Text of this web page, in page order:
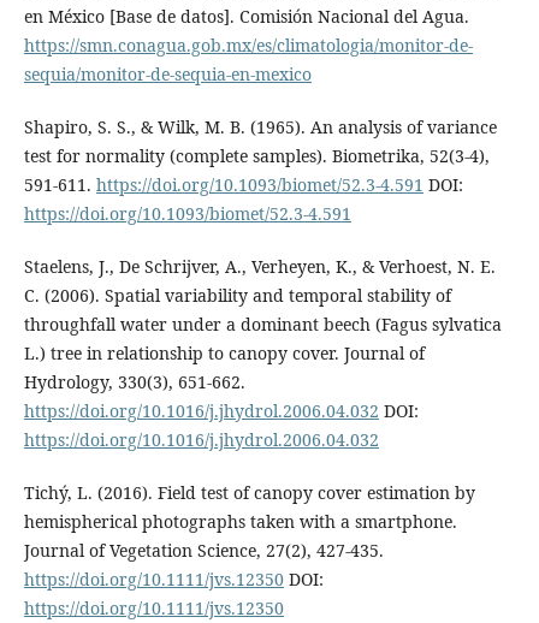
en México [Base de datos]. Comisión Nacional del Agua.
https://smn.conagua.gob.mx/es/climatologia/monitor-de-
sequia/monitor-de-sequia-en-mexico
Shapiro, S. S., & Wilk, M. B. (1965). An analysis of variance
test for normality (complete samples). Biometrika, 52(3-4),
591-611. https://doi.org/10.1093/biomet/52.3-4.591 DOI:
https://doi.org/10.1093/biomet/52.3-4.591
Staelens, J., De Schrijver, A., Verheyen, K., & Verhoest, N. E.
C. (2006). Spatial variability and temporal stability of
throughfall water under a dominant beech (Fagus sylvatica
L.) tree in relationship to canopy cover. Journal of
Hydrology, 330(3), 651-662.
https://doi.org/10.1016/j.jhydrol.2006.04.032 DOI:
https://doi.org/10.1016/j.jhydrol.2006.04.032
Tichý, L. (2016). Field test of canopy cover estimation by
hemispherical photographs taken with a smartphone.
Journal of Vegetation Science, 27(2), 427-435.
https://doi.org/10.1111/jvs.12350DOI:
https://doi.org/10.1111/jvs.12350